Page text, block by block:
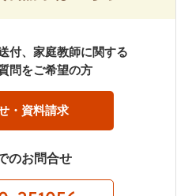
付、家庭教師に関する
問をご希望の方
・資料請求
のお問合せ